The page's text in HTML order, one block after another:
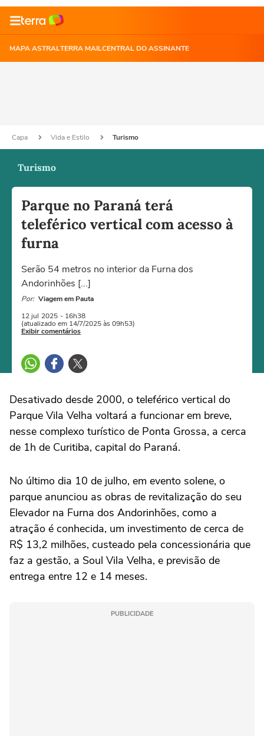
MAPA ASTRALTERRA MAILCENTRAL DO ASSINANTE
Capa Vida e Estilo Turismo
Turismo
Parque no Paraná terá
teleférico vertical com acesso à
furna
Serão 54 metros no interior da Furna dos
Andorinhões [...]
Por: Viagem em Pauta
12 jul 2025 - 16h38
(atualizado em 14/7/2025 às 09h53)
Exibir comentários
Desativado desde 2000, o teleférico vertical do
Parque Vila Velha voltará a funcionar em breve,
nesse complexo turístico de Ponta Grossa, a cerca
de 1h de Curitiba, capital do Paraná.
No último dia 10 de julho, em evento solene, o
parque anunciou as obras de revitalização do seu
Elevador na Furna dos Andorinhões, como a
atração é conhecida, um investimento de cerca de
R$ 13,2 milhões, custeado pela concessionária que
faz a gestão, a Soul Vila Velha, e previsão de
entrega entre 12 e 14 meses.
PUBLICIDADE